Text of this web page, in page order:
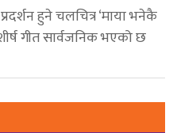
हुने चलचित्र ‘माया भनेकै
गीत सार्वजनिक भएको छ